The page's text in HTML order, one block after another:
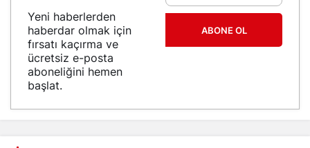
Yeni haberlerden
haberdar olmak için
fırsatı kaçırma ve
ücretsiz e-posta
aboneliğini hemen
başlat.
ABONE OL